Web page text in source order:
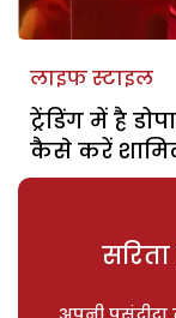
लाइफ स्टाइल
ट्रेंडिंग में है
कैसे करें